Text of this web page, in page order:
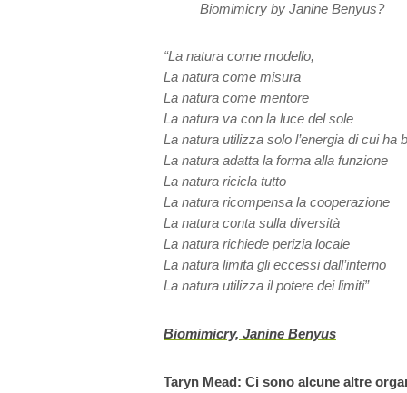
Biomimicry by Janine Benyus?
“La natura come modello,
La natura come misura
La natura come mentore
La natura va con la luce del sole
La natura utilizza solo l’energia di cui ha
La natura adatta la forma alla funzione
La natura ricicla tutto
La natura ricompensa la cooperazione
La natura conta sulla diversità
La natura richiede perizia locale
La natura limita gli eccessi dall’interno
La natura utilizza il potere dei limiti”
Biomimicry, Janine Benyus
Taryn Mead: Ci sono alcune altre